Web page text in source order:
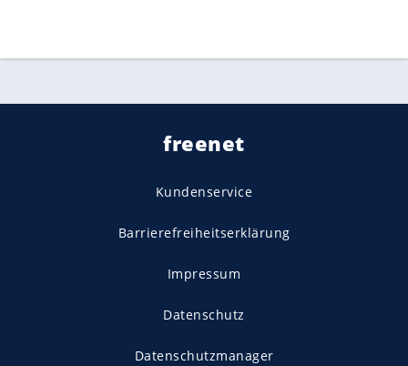
freenet
Kundenservice
Barrierefreiheitserklärung
Impressum
Datenschutz
Datenschutzmanager